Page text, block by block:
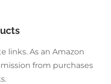
links. As an Amazon
from purchases